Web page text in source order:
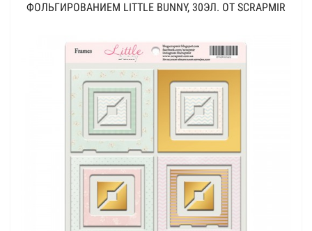
ФОЛЬГИРОВАНИЕМ LITTLE BUNNY, 30ЭЛ. ОТ SCRAPMIR